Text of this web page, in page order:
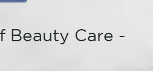
Beauty Care -